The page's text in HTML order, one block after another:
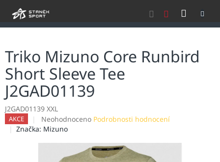
Triko Mizuno Core Runbird
Short Sleeve Tee
J2GAD01139
J2GAD01139 XXL
AKCE
Průměrné
hodnocení
Neohodnoceno Podrobnosti hodnocení
Značka: Mizuno